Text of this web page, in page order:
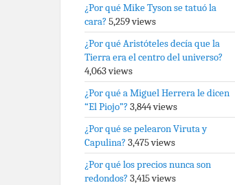
¿Por qué Mike Tyson se tatuó la
cara? 5,259 views
¿Por qué Aristóteles decía que la
Tierra era el centro del universo?
4,063 views
¿Por qué a Miguel Herrera le dicen
“El Piojo”? 3,844 views
¿Por qué se pelearon Viruta y
Capulina? 3,475 views
¿Por qué los precios nunca son
redondos? 3,415 views